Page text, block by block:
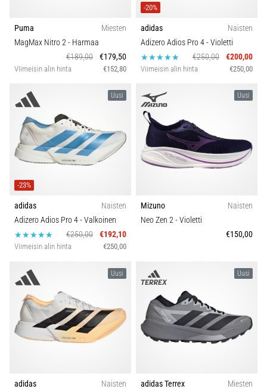
Puma
Miesten
MagMax Nitro 2- Harmaa
€189,00
€179,50
Viimeisin alin hinta €152,80
-20%
adidas
Naisten
Adizero Adios Pro 4- Violetti
€250,00
€200,00
Viimeisin alin hinta €250,00
Uusi
-23%
adidas
Naisten
Adizero Adios Pro 4- Valkoinen
€250,00
€192,10
Viimeisin alin hinta €250,00
Uusi
Mizuno
Naisten
Neo Zen 2- Violetti
€150,00
Uusi
adidas
Naisten
Uusi
adidas Terrex
Miesten